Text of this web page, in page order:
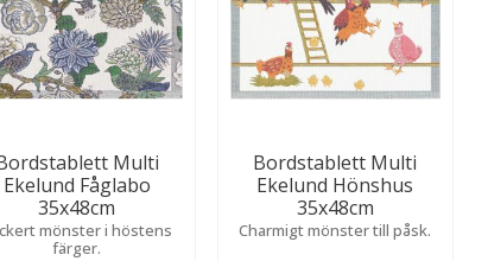
Multi
Ekelund Fåglabo
35x48cm
mönster i höstens
färger.
Bordstablett Multi
Ekelund Hönshus
35x48cm
Charmigt mönster till påsk.